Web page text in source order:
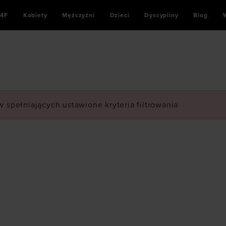
4F Kobiety Mężczyźni Dzieci Dyscypliny Blog
spełniających ustawione kryteria filtrowania